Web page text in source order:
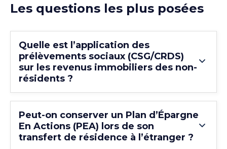
Les questions les plus posées
Quelle est l’application des
prélèvements sociaux (CSG/CRDS)
sur les revenus immobiliers des non-
résidents ?
Peut-on conserver un Plan d’Épargne
En Actions (PEA) lors de son
transfert de résidence à l’étranger ?